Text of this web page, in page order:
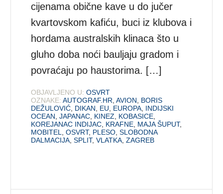
cijenama obične kave u do jučer
kvartovskom kafiću, buci iz klubova i
hordama australskih klinaca što u
gluho doba noći bauljaju gradom i
povraćaju po haustorima. […]
OBJAVLJENO U: OSVRT
OZNAKE: AUTOGRAF.HR ,AVION
BORIS
DEŽULOVIĆ DIKAN EU EUROPA INDIJSKI
OCEAN ,JAPANAC KINEZ KOBASICE
KOREJANAC INDIJAC KRAFNE MAJA ŠUPUT,
MOBITEL
,OSVRT, PLESO ,SLOBODNA
DALMACIJA ,SPLIT,VLATKA ,ZAGREB